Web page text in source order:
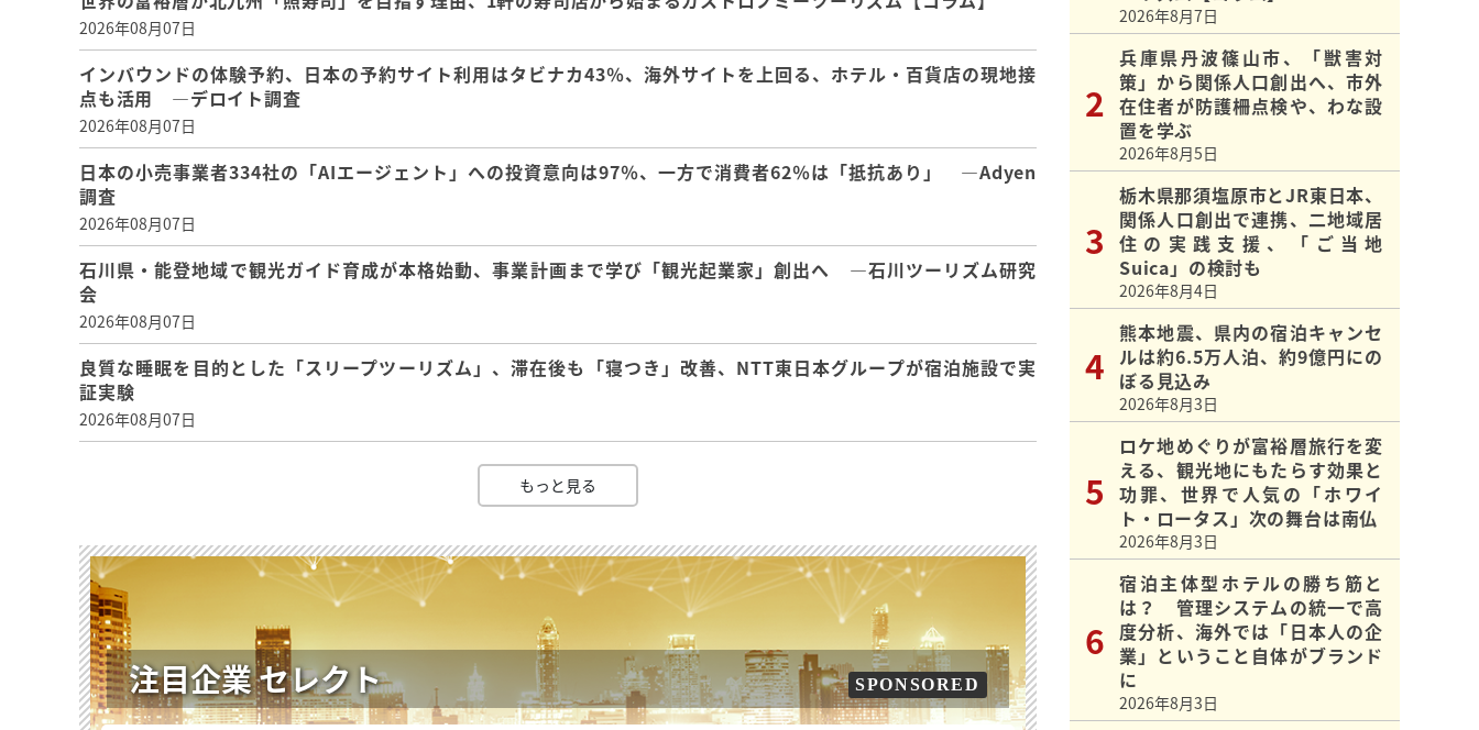
2026年08月07日
インバウンドの体験予約、日本の予約サイト利用はタビナカ43％、海外サイトを上回る、ホテル・百貨店の現地接
点も活用 ―デロイト調査
2026年08月07日
日本の小売事業者334社の「AIエージェント」への投資意向は97％、一方で消費者62％は「抵抗あり」 ―Adyen
調査
2026年08月07日
石川県・能登地域で観光ガイド育成が本格始動、事業計画まで学び「観光起業家」創出へ ―石川ツーリズム研究
会
2026年08月07日
良質な睡眠を目的とした「スリープツーリズム」、滞在後も「寝つき」改善、NTT東日本グループが宿泊施設で実
証実験
2026年08月07日
もっと見る
注目企業 セレクト SPONSORED
2026年8月7日
兵庫県丹波篠山市、「獣害対
策」から関係人口創出へ、市外
在住者が防護柵点検や、わな設
置を学ぶ
2026年8月5日
栃木県那須塩原市とJR東日本、
関係人口創出で連携、二地域居
住の実践支援、「ご当地
Suica」の検討も
2026年8月4日
熊本地震、県内の宿泊キャンセ
ルは約6.5万人泊、約9億円にの
ぼる見込み
2026年8月3日
ロケ地めぐりが富裕層旅行を変
える、観光地にもたらす効果と
功罪、世界で人気の「ホワイ
ト・ロータス」次の舞台は南仏
2026年8月3日
宿泊主体型ホテルの勝ち筋と
は？ 管理システムの統一で高
度分析、海外では「日本人の企
業」ということ自体がブランド
に
2026年8月3日